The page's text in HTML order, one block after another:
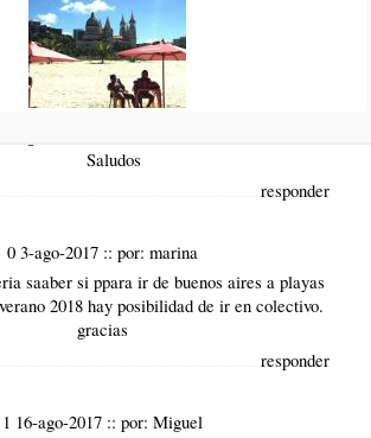
directo, sabemos del vuelo de GOL a
es el aeropuerto más próximo, luego desde
a Praia do Espelho tal como indicamos en
es posible contratar traslados directos
o con agencias de turismo, lo que
Saludos
responder
0 3-ago-2017 ::por:marina
saaber si ppara ir de buenos aires a playas
2018 hay posibilidad de ir en colectivo.
gracias
responder
1 16-ago-2017 ::por:Miguel